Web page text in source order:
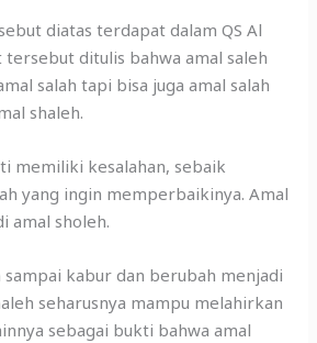
diatas terdapat dalam QS Al
tersebut ditulis bahwa amal saleh
salah tapi bisa juga amal salah
shaleh.
memiliki kesalahan, sebaik
yang ingin memperbaikinya. Amal
amal sholeh.
sampai kabur dan berubah menjadi
seharusnya mampu melahirkan
sebagai bukti bahwa amal